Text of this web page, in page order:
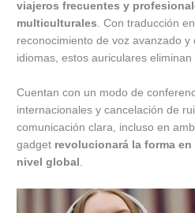
viajeros frecuentes y
multiculturales. Con traducción
reconocimiento de voz avanzado
idiomas, estos auriculares
Cuentan con un modo de
internacionales y cancelación de
comunicación clara, incluso en
gadget revolucionará la forma
nivel global .